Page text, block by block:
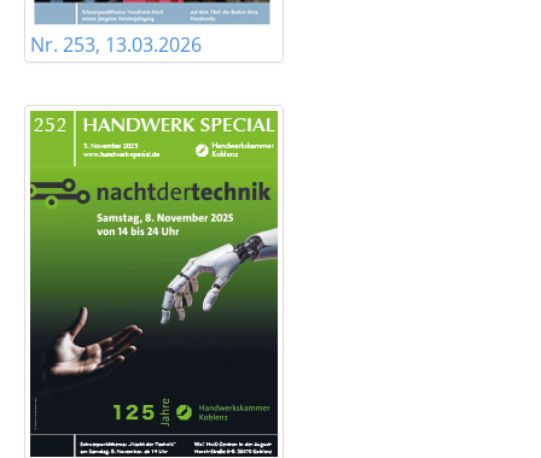
Nr. 253, 13.03.2026